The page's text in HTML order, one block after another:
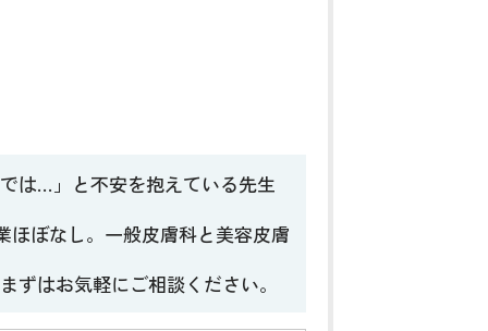
は…」と不安を抱えている先生
ぼなし。一般皮膚科と美容皮膚
はお気軽にご相談ください。